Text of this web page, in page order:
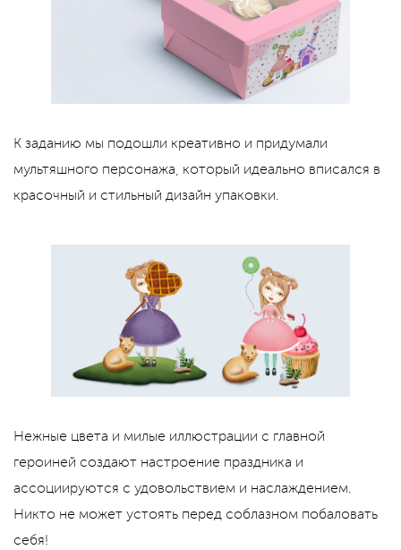
К заданию мы подошли креативно и придумали
мультяшного персонажа, который идеально вписался в
красочный и стильный дизайн упаковки.
Нежные цвета и милые иллюстрации с главной
героиней создают настроение праздника и
ассоциируются с удовольствием и наслаждением.
Никто не может устоять перед соблазном побаловать
себя!